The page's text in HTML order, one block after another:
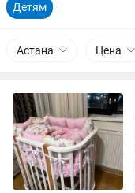
Детям
Астана Цена